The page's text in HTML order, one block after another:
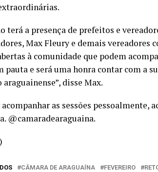
terá a presença de prefeitos e
Max Fleury e demais
à comunidade que podem
pauta e será uma honra contar com a
disse Max.
as sessões pessoalmente,
@camaradearaguaina.
CÂMARA DE ARAGUAÍNA FEVEREIRO